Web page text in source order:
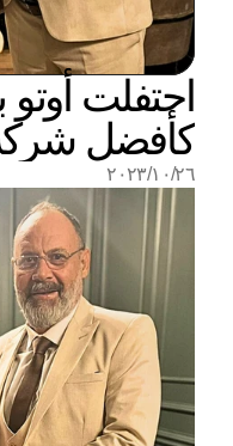
كأفضل
٢٦‏/١٠‏/٢٠٢٣